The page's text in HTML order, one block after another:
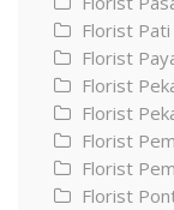
Florist Pati
Florist
Florist
Florist
Florist
Florist
Florist